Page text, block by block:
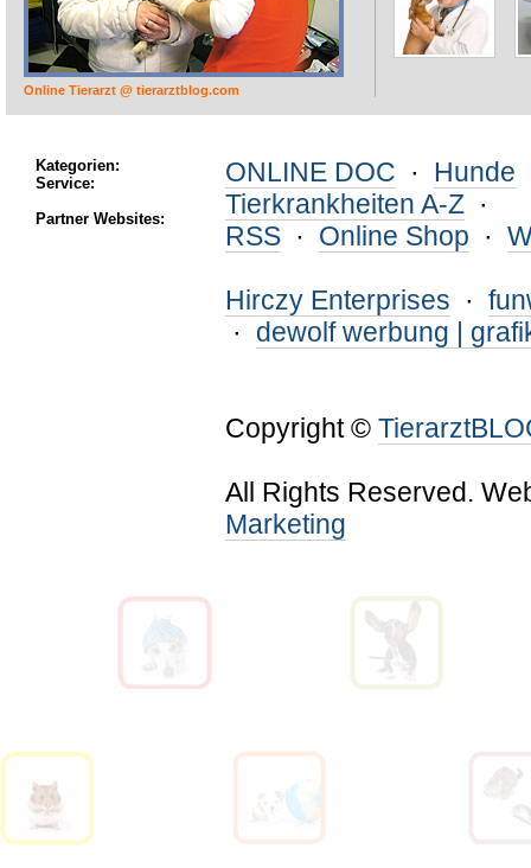
Online Tierarzt @ tierarztblog.com
Kategorien:
Service:
Partner Websites:
ONLINE DOC · Hunde
Tierkrankheiten A-Z ·
RSS · Online Shop ·
Hirczy Enterprises ·
· dewolf werbung |
Copyright ©
All Rights Reserved.
Marketing